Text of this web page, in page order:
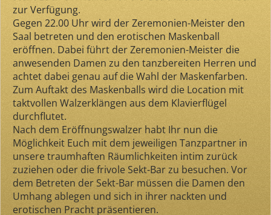
zur Verfügung.
Gegen 22.00 Uhr wird der Zeremonien-Meister den
Saal betreten und den erotischen Maskenball
eröffnen. Dabei führt der Zeremonien-Meister die
anwesenden Damen zu den tanzbereiten Herren und
achtet dabei genau auf die Wahl der Maskenfarben.
Zum Auftakt des Maskenballs wird die Location mit
taktvollen Walzerklängen aus dem Klavierflügel
durchflutet.
Nach dem Eröffnungswalzer habt Ihr nun die
Möglichkeit Euch mit dem jeweiligen Tanzpartner in
unsere traumhaften Räumlichkeiten intim zurück
zuziehen oder die frivole Sekt-Bar zu besuchen. Vor
dem Betreten der Sekt-Bar müssen die Damen den
Umhang ablegen und sich in ihrer nackten und
erotischen Pracht präsentieren.